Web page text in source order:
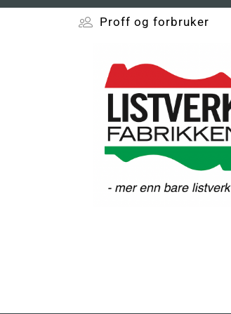
Proff og forbruker